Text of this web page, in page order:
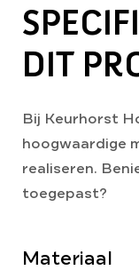
DIT
Bij Keurhorst
hoogwaardige
realiseren.
toegepast?
Materiaal